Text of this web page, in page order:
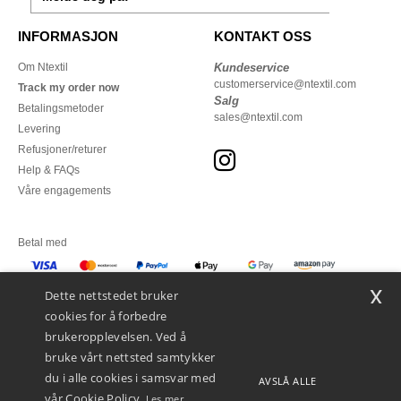
INFORMASJON
Om Ntextil
Track my order now
Betalingsmetoder
Levering
Refusjoner/returer
Help & FAQs
Våre engagements
KONTAKT OSS
Kundeservice
customerservice@ntextil.com
Salg
sales@ntextil.com
Betal med
Dette nettstedet bruker
cookies for å forbedre
brukeropplevelsen. Ved å
bruke vårt nettsted samtykker
du i alle cookies i samsvar med
AVSLÅ ALLE
x